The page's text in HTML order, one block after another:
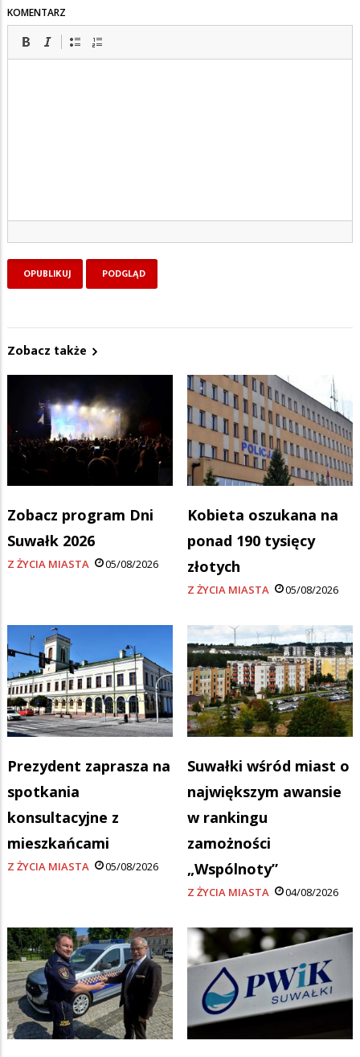
KOMENTARZ
Zobacz także
Zobacz program Dni
Suwałk 2026
Z ŻYCIA MIASTA 05/08/2026
Kobieta oszukana na
ponad 190 tysięcy
złotych
Z ŻYCIA MIASTA 05/08/2026
Prezydent zaprasza na
spotkania
konsultacyjne z
mieszkańcami
Z ŻYCIA MIASTA 05/08/2026
Suwałki wśród miast o
największym awansie
w rankingu
zamożności
„Wspólnoty”
Z ŻYCIA MIASTA 04/08/2026